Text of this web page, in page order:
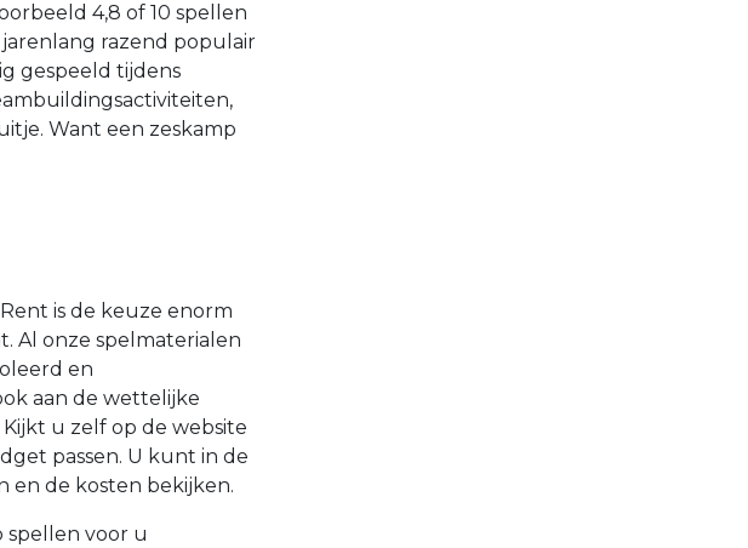
4,8 of 10 spellen
razend populair
gespeeld tijdens
Want een zeskamp
is de keuze enorm
Al onze spelmaterialen
en
aan de wettelijke
u zelf op de website
passen. U kunt in de
en de kosten bekijken.
spellen voor u